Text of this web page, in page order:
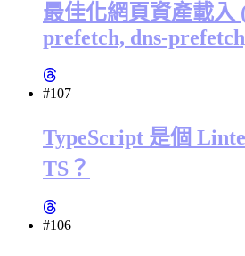
最佳化網頁資產載入
prefetch, dns-
#107
TypeScript 是個
TS？
#106